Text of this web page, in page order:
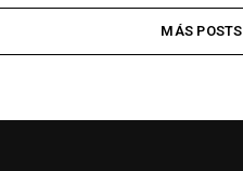
MÁS POSTS